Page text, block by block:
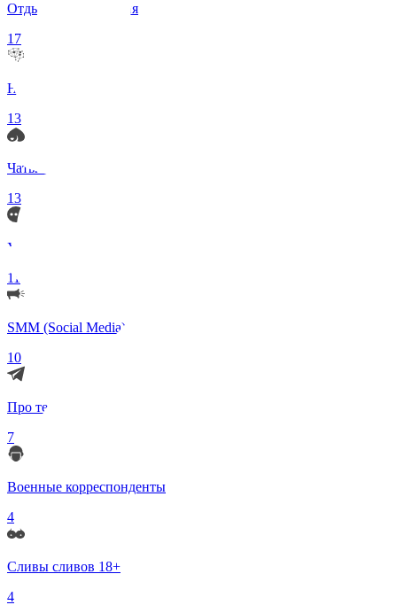
Отдых и Развлечения
17
Нейросети и ИИ
13
Чаты по интересам
13
Удаленка (Работа)
11
SMM (Social Media)
10
Про телеграмм
7
Военные корреспонденты
4
Сливы сливов 18+
4